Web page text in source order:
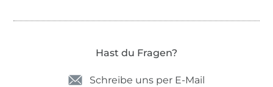
Hast du Fragen?
Schreibe uns per E-Mail